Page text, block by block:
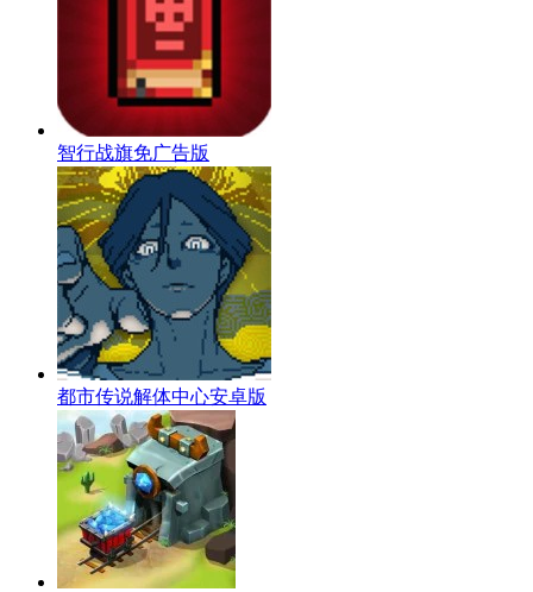
智行战旗免广告版
都市传说解体中心安卓版